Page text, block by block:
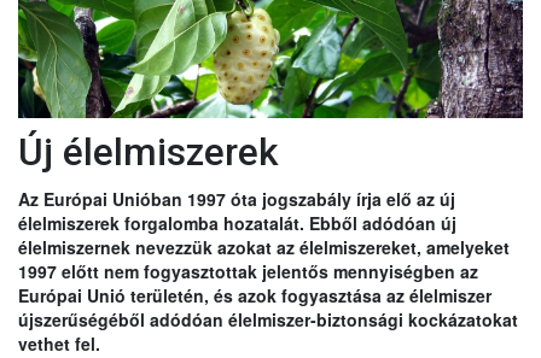
Új élelmiszerek
Az Európai Unióban 1997 óta jogszabály írja elő az új
élelmiszerek forgalomba hozatalát. Ebből adódóan új
élelmiszernek nevezzük azokat az élelmiszereket, amelyeket
1997 előtt nem fogyasztottak jelentős mennyiségben az
Európai Unió területén, és azok fogyasztása az élelmiszer
újszerűségéből adódóan élelmiszer-biztonsági kockázatokat
vethet fel.